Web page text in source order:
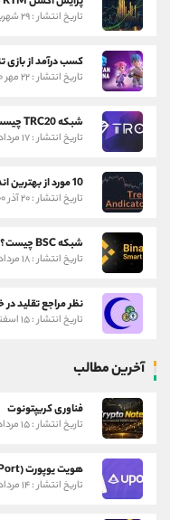
تاریخ انتشار : ۲۹ شهریور ۱۴۰۰
کسب درآمد از بازی
تاریخ انتشار : ۲۲ مهر ۱۴۰۰
شبکه TRC20 چیست؟
تاریخ انتشار : ۱۷ مرداد ۱۴۰۰
10 مورد از بهترین اندیکاتورهای تشخیص روند
تاریخ انتشار : ۲۰ آذر ۱۴۰۰
شبکه BSC چیست؟
تاریخ انتشار : ۱۸ مرداد ۱۴۰۰
نظر مراجع تقلید
تاریخ انتشار : ۱۵ اسفند ۱۴۰۰
آخرین مطالب
فناوری کریپتونوت
تاریخ انتشار : ۱۵ مرداد ۱۴۰۵
هویت یوپورت (uPort)
تاریخ انتشار : ۱۴ مرداد ۱۴۰۵